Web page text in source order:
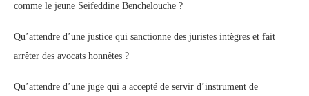
comme le jeune Seifeddine Benchelouche ?
Qu’attendre d’une justice qui sanctionne des juristes intègres et fait
arrêter des avocats honnêtes ?
Qu’attendre d’une juge qui a accepté de servir d’instrument de